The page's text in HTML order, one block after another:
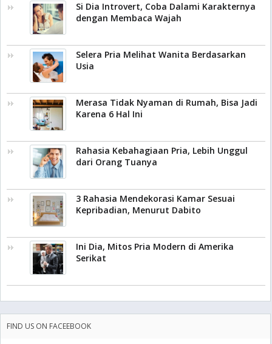
Si Dia Introvert, Coba Dalami Karakternya
dengan Membaca Wajah
Selera Pria Melihat Wanita Berdasarkan
Usia
Merasa Tidak Nyaman di Rumah, Bisa Jadi
Karena 6 Hal Ini
Rahasia Kebahagiaan Pria, Lebih Unggul
dari Orang Tuanya
3 Rahasia Mendekorasi Kamar Sesuai
Kepribadian, Menurut Dabito
Ini Dia, Mitos Pria Modern di Amerika
Serikat
FIND US ON FACEEBOOK